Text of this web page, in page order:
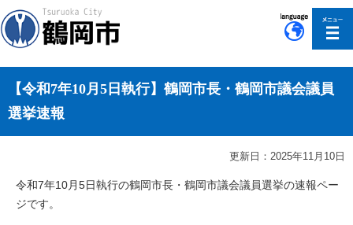
【令和7年10月5日執行】鶴岡市長・鶴岡市議会議員
選挙速報
更新日：2025年11月10日
令和7年10月5日執行の鶴岡市長・鶴岡市議会議員選挙の速報ペー
ジです。